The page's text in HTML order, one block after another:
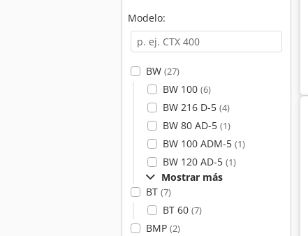
Modelo:
BW (27)
BW 100 (6)
BW 216 D-5 (4)
BW 80 AD-5 (1)
BW 100 ADM-5 (1)
BW 120 AD-5 (1)
Mostrar más
BT (7)
BT 60 (7)
BMP (2)